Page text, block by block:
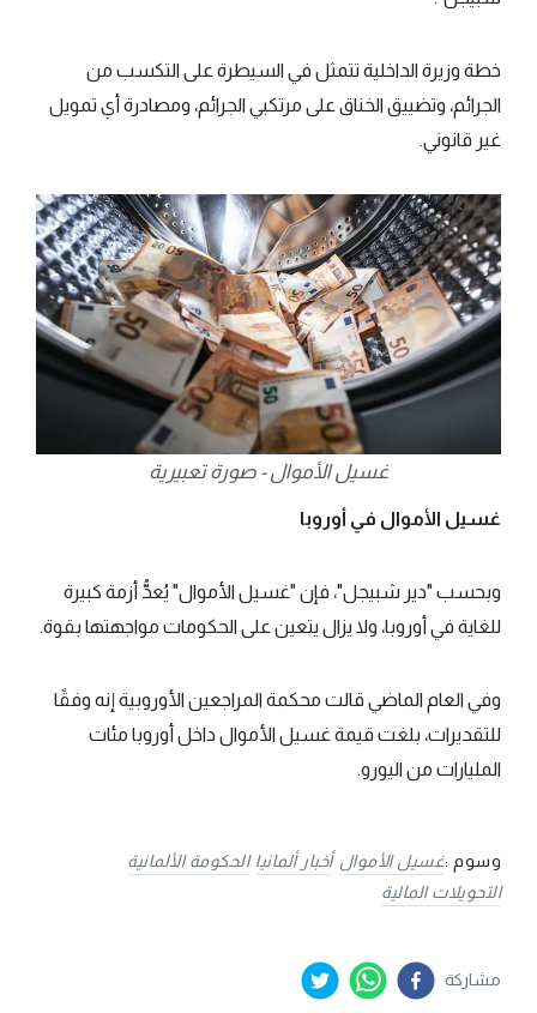
خطة وزيرة الداخلية تتمثل في السيطرة على التكسب من
الجرائم، وتضييق الخناق على مرتكبي الجرائم، ومصادرة أي تمويل
غير قانوني.
غسيل الأموال - صورة تعبيرية
غسيل الأموال في أوروبا
وبحسب "دير شبيجل"، فإن "غسيل الأموال" يُعدُّ أزمة كبيرة
للغاية في أوروبا، ولا يزال يتعين على الحكومات مواجهتها بقوة.
وفي العام الماضي قالت محكمة المراجعين الأوروبية إنه وفقًا
للتقديرات، بلغت قيمة غسيل الأموال داخل أوروبا مئات
المليارات من اليورو.
وسوم :غسيل الأموال أخبار ألمانيا الحكومة الألمانية
التحويلات المالية
مشاركة